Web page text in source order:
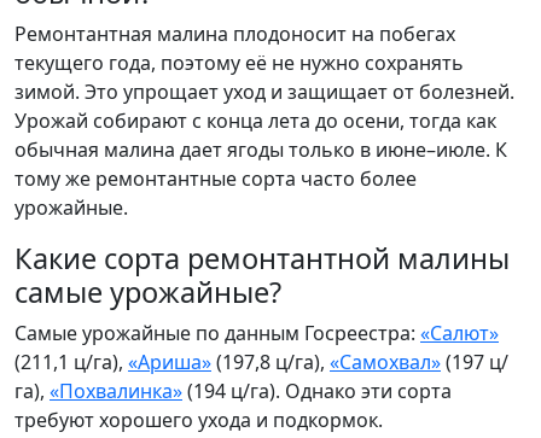
Ремонтантная малина плодоносит на побегах
текущего года, поэтому её не нужно сохранять
зимой. Это упрощает уход и защищает от болезней.
Урожай собирают с конца лета до осени, тогда как
обычная малина дает ягоды только в июне–июле. К
тому же ремонтантные сорта часто более
урожайные.
Какие сорта ремонтантной малины
самые урожайные?
Самые урожайные по данным Госреестра: «Салют»
(211,1 ц/га), «Ариша»(197,8 ц/га), «Самохвал»(197 ц/
га), «Похвалинка»(194 ц/га). Однако эти сорта
требуют хорошего ухода и подкормок.